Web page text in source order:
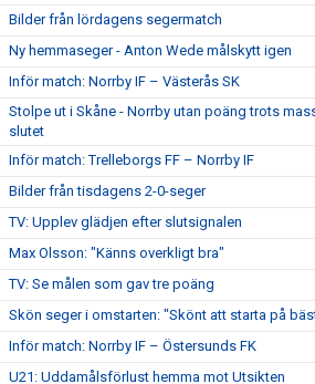
Bilder från lördagens segermatch
Ny hemmaseger - Anton Wede målskytt igen
Inför match: Norrby IF – Västerås SK
Stolpe ut i Skåne - Norrby utan poäng trots
slutet
Inför match: Trelleborgs FF – Norrby IF
Bilder från tisdagens 2-0-seger
TV: Upplev glädjen efter slutsignalen
Max Olsson: "Känns overkligt bra"
TV: Se målen som gav tre poäng
Skön seger i omstarten: "Skönt att starta på
Inför match: Norrby IF – Östersunds FK
U21: Uddamålsförlust hemma mot Utsikten